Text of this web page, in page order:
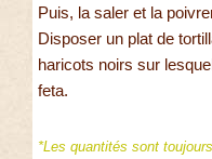
Puis, la saler et la
Disposer un plat de
haricots noirs sur
feta.
*Les quantités sont